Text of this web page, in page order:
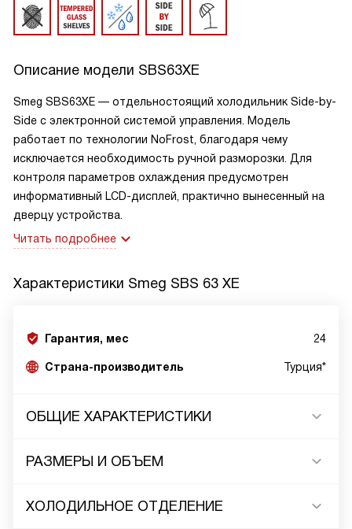
Описание модели SBS63XE
Smeg SBS63XE — отдельностоящий холодильник Side-by-
Side с электронной системой управления. Модель
работает по технологии NoFrost, благодаря чему
исключается необходимость ручной разморозки. Для
контроля параметров охлаждения предусмотрен
информативный LCD-дисплей, практично вынесенный на
дверцу устройства.
Читать подробнее
Характеристики Smeg SBS 63 XE
Гарантия, мес 24
Страна-производитель Турция*
ОБЩИЕ ХАРАКТЕРИСТИКИ
РАЗМЕРЫ И ОБЪЕМ
ХОЛОДИЛЬНОЕ ОТДЕЛЕНИЕ